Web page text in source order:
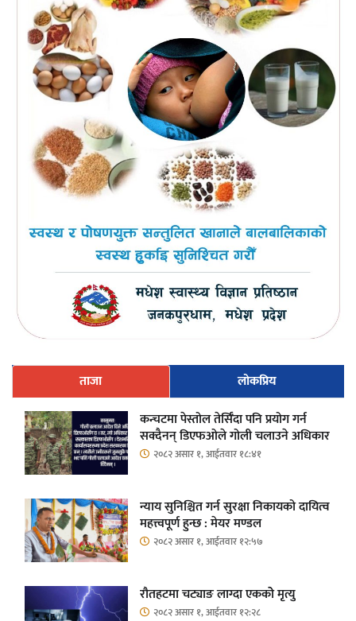
ताजा
लोकप्रिय
कन्चटमा पेस्तोल तेर्सिँदा पनि प्रयोग गर्न
सक्दैनन् डिएफओले गोली चलाउने अधिकार
२०८२ असार १, आईतवार १८:४१
न्याय सुनिश्चित गर्न सुरक्षा निकायको दायित्व
महत्त्वपूर्ण हुन्छ : मेयर मण्डल
२०८२ असार १, आईतवार १२:५७
रौतहटमा चट्याङ लाग्दा एककोे मृत्यु
२०८२ असार १, आईतवार १२:२८